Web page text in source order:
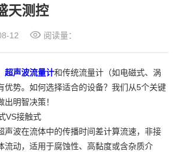
天测控
12 阅读量：
超声波流量计和传统流量计（如电磁式、涡
优势。如何选择适合的设备？我们从5个关键
明智决策！
VS接触式
声波在流体中的传播时间差计算流速，非接
流动，适用于腐蚀性、高黏度或含杂质介